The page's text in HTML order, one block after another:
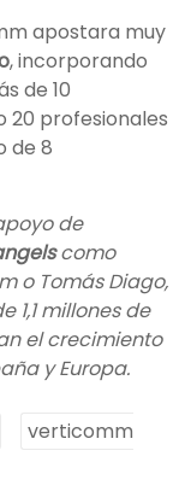
apostara muy
, incorporando
de 10
20 profesionales
de 8
de
como
o Tomás Diago,
1,1 millones de
el crecimiento
y Europa.
verticomm